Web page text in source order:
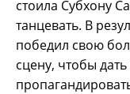
стоила Субхону
танцевать. В
победил свою
сцену, чтобы